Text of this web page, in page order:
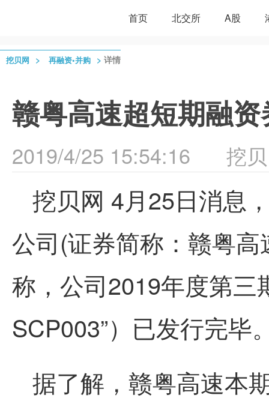
首页 北交所 A股
挖贝网 > 再融资•并购 > 详情
赣粤高速超短期融
2019/4/25 15:54:16 挖
挖贝网 4月25日消息
公司(证券简称：赣粤
称，公司2019年度第三
SCP003”）已发行完毕
据了解，赣粤高速本